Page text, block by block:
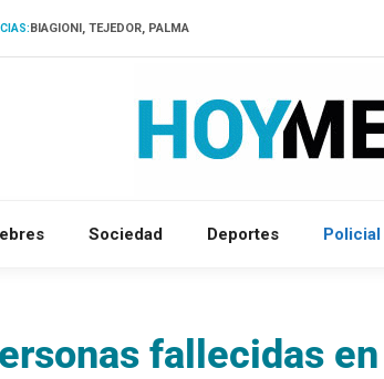
BIAGIONI, TEJEDOR, PALMA
Sociedad Deportes Policial
fallecidas en